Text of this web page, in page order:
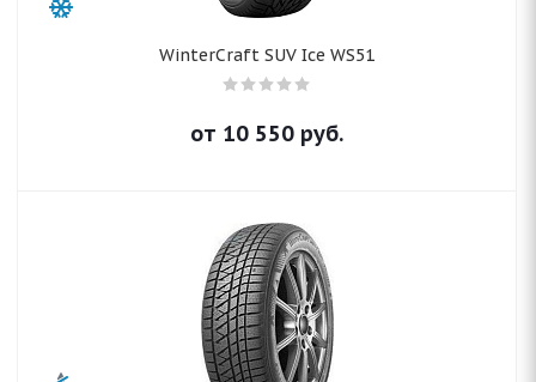
WinterCraft SUV Ice WS51
от 10 550 руб.